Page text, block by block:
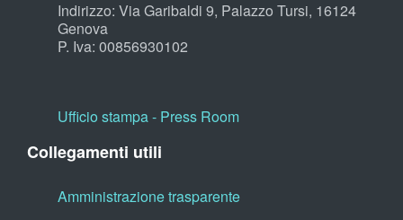
Indirizzo: Via Garibaldi 9, Palazzo Tursi, 16124
Genova
P. Iva: 00856930102
Ufficio stampa - Press Room
Collegamenti utili
Amministrazione trasparente